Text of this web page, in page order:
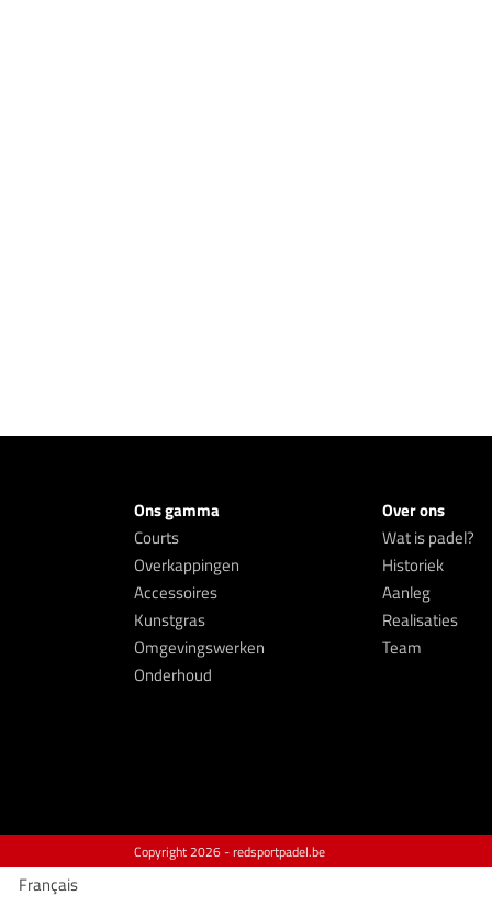
Ons gamma
Courts
Overkappingen
Accessoires
Kunstgras
Omgevingswerken
Onderhoud
Over ons
Wat is padel?
Historiek
Aanleg
Realisaties
Team
Copyright2026 - redsportpadel.be
Français